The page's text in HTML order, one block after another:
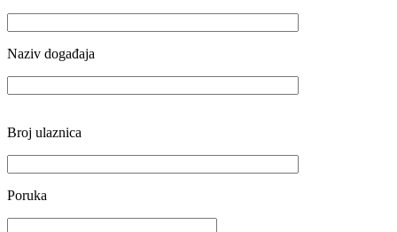
Naziv događaja
Broj ulaznica
Poruka